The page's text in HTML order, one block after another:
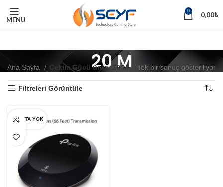
MENU
0 0,00₺
20 M
Ana Sayfa Çekim Gücü ürün 20 M Tek bir sonuç gösteriliyor
Filtreleri Görüntüle
STOKTA YOK